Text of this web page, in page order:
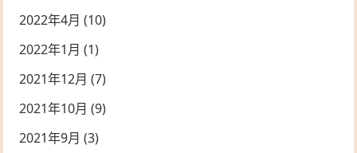
2022年4月 (10)
2022年1月 (1)
2021年12月 (7)
2021年10月 (9)
2021年9月 (3)